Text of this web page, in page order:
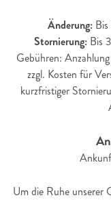
Änderung:Bis
Stornierung:Bis
Gebühren:
zzgl. Kosten für
kurzfristiger
Um die Ruhe unserer